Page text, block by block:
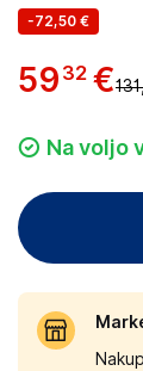
-72,50 €
59 32 €
Na voljo